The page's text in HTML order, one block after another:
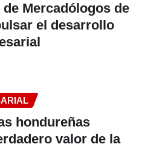
Mercadólogos de
el desarrollo
hondureñas
valor de la